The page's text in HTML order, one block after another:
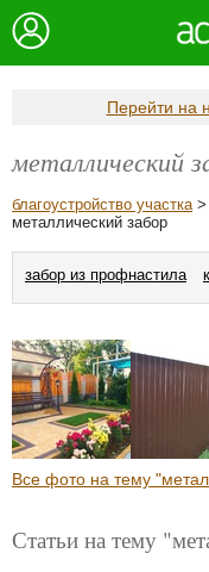
Перейти на
металлический
благоустройство участка>
металлический забор
забор из профнастила
Все фото на тему
Статьи на тему